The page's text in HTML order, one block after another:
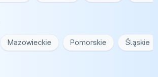
Mazowieckie Pomorskie Śląskie